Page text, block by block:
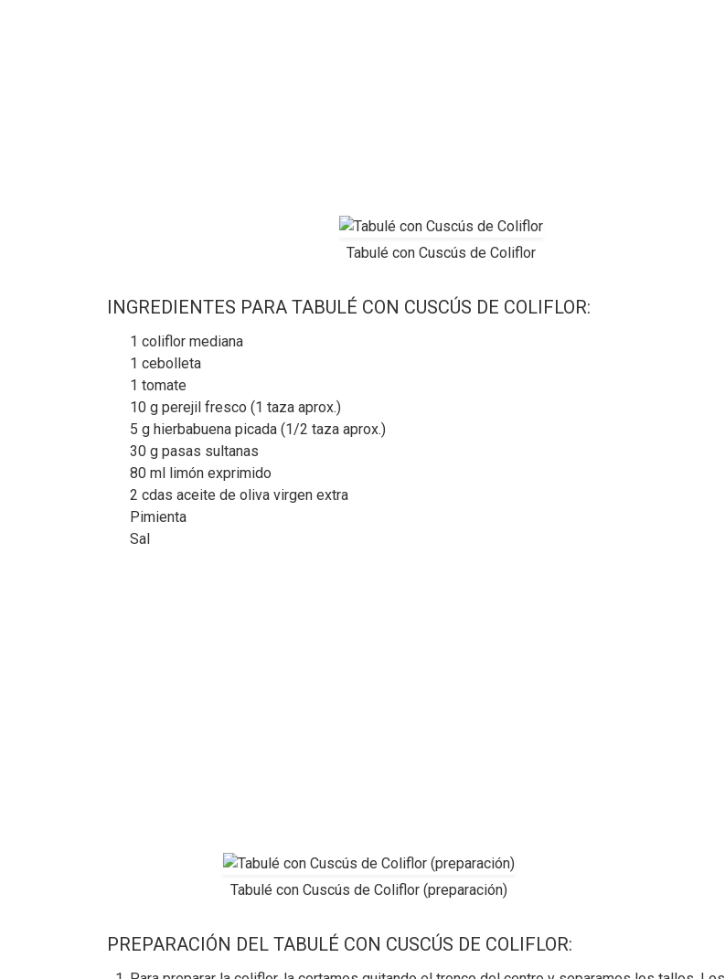
Tabulé con Cuscús de Coliflor
INGREDIENTES PARA TABULÉ CON CUSCÚS DE COLIFLOR:
1 coliflor mediana
1 cebolleta
1 tomate
10 g perejil fresco (1 taza aprox.)
5 g hierbabuena picada (1/2 taza aprox.)
30 g pasas sultanas
80 ml limón exprimido
2 cdas aceite de oliva virgen extra
Pimienta
Sal
Tabulé con Cuscús de Coliflor (preparación)
PREPARACIÓN DEL TABULÉ CON CUSCÚS DE COLIFLOR: